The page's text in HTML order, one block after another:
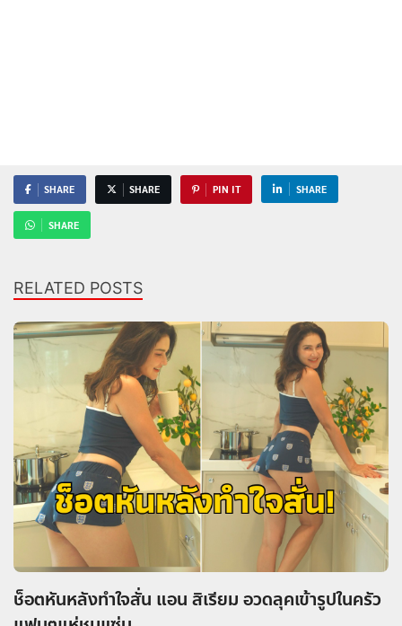
SHARE SHARE PIN IT SHARE
SHARE
RELATED POSTS
ช็อตหันหลังทำใจสั่น แอน สิเรียม อวดลุคเข้ารูปในครัว